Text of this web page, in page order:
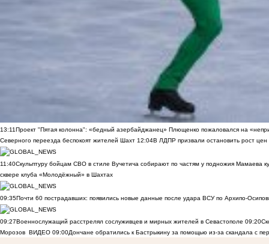
13:11Проект "Пятая колонна": «бедный азербайджанец» Плющенко пожаловался на
Северного переезда беспокоят жителей Шахт 12:04В ЛДПР призвали остановить рост цен
11:40Скульптуру бойцам СВО в стиле Вучетича собирают по частям у подножия Мамаева
сквере клуба «Молодёжный» в Шахтах
09:35Почти 60 пострадавших: появились новые данные после удара ВСУ по Архипо-
09:27Военнослужащий расстрелял сослуживцев и мирных жителей в Севастополе 09:20
Морозов ВИДЕО 09:00Дончане обратились к Бастрыкину за помощью из-за скандала с